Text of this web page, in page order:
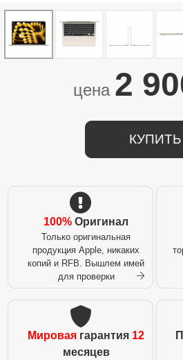
цена 2
КУПИТЬ
100% Оригинал
Только оригинальная
продукция Apple, никаких
копий и RFB. Вышлем имей
для проверки
Мировая гарантия 12
месяцев